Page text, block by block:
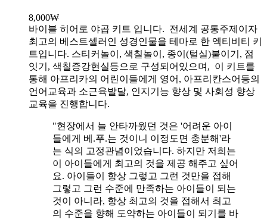
8,000₩
바이블 히어로 야곱 키트 입니다. 전세계 공통주제이자
최고의 베스트셀러인 성경인물을 테마로 한 엑티비티 키
트입니다. 스티커놀이, 색칠놀이, 종이(털실)붙이기, 점
잇기, 색칠증강현실등으로 구성되어있으며, 이 키트를
통해 아프리카의 어린이들에게 영어, 아프리칸스어등의
언어교육과 소근육발달, 인지기능 향상 및 사회성 향상
교육을 진행합니다.
"현장에서 늘 안타까웠던 것은 '어려운 아이
들에게 베.푸.는 것이니 이정도면 충분해'라
는 식의 고정관념이었습니다. 하지만 저희는
이 아이들에게 최고의 것을 제공 해주고 싶어
요. 아이들이 항상 그렇고 그런 것만을 접해
그렇고 그런 수준에 만족하는 아이들이 되는
것이 아니라, 항상 최고의 것을 접해서 최고
의 수준을 향해 도약하는 아이들이 되기를 바